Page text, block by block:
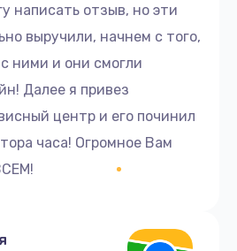
написать отзыв, но эти
выручили, начнем с того,
ними и они смогли
Далее я привез
центр и его починил
часа! Огромное Вам